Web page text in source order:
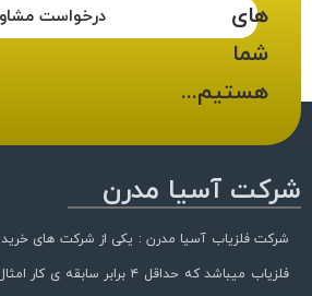
درخواست
های
شما
هستیم...
شرکت آسیا مدرن
شرکت فلزیاب آسیا مدرن : یکی از شرکت های
فلزیاب میباشد که حداقل ۴